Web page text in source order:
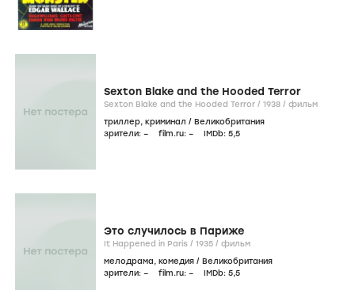
Sexton Blake and the Hooded Terror
Sexton Blake and the Hooded Terror / 1938 / фильм
триллер, криминал / Великобритания
зрители: – film.ru: – IMDb: 5,5
Это случилось в Париже
It Happened in Paris / 1935 / фильм
мелодрама, комедия / Великобритания
зрители: – film.ru: – IMDb: 5,5